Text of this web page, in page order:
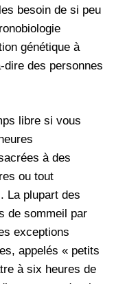
besoin de si peu
génétique à
dire des personnes
libre si vous
à des
ou tout
La plupart des
de sommeil par
exceptions
appelés « petits
à six heures de